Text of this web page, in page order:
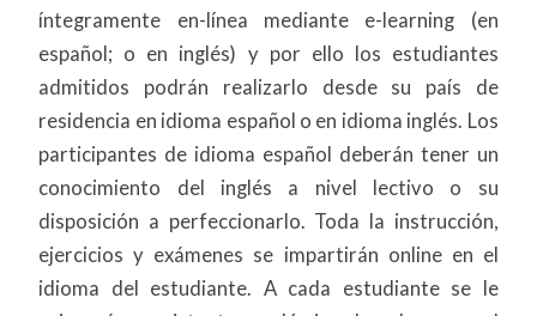
íntegramente en-línea mediante e-learning (en
español; o en inglés) y por ello los estudiantes
admitidos podrán realizarlo desde su país de
residencia en idioma español o en idioma inglés. Los
participantes de idioma español deberán tener un
conocimiento del inglés a nivel lectivo o su
disposición a perfeccionarlo. Toda la instrucción,
ejercicios y exámenes se impartirán online en el
idioma del estudiante. A cada estudiante se le